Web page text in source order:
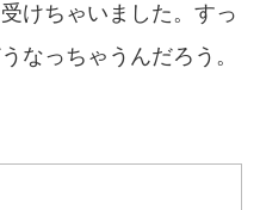
けちゃいました。すっ
っちゃうんだろう。